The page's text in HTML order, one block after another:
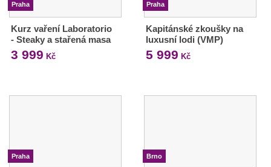
Praha
Kurz vaření Laboratorio
- Steaky a stařená masa
3 999 Kč
Praha
Kapitánské zkoušky na
luxusní lodi (VMP)
5 999 Kč
Praha Brno